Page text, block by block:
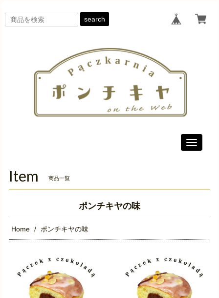
search
Toggle
Item 商品一覧
ポンチキヤの味
Home ポンチキヤの味